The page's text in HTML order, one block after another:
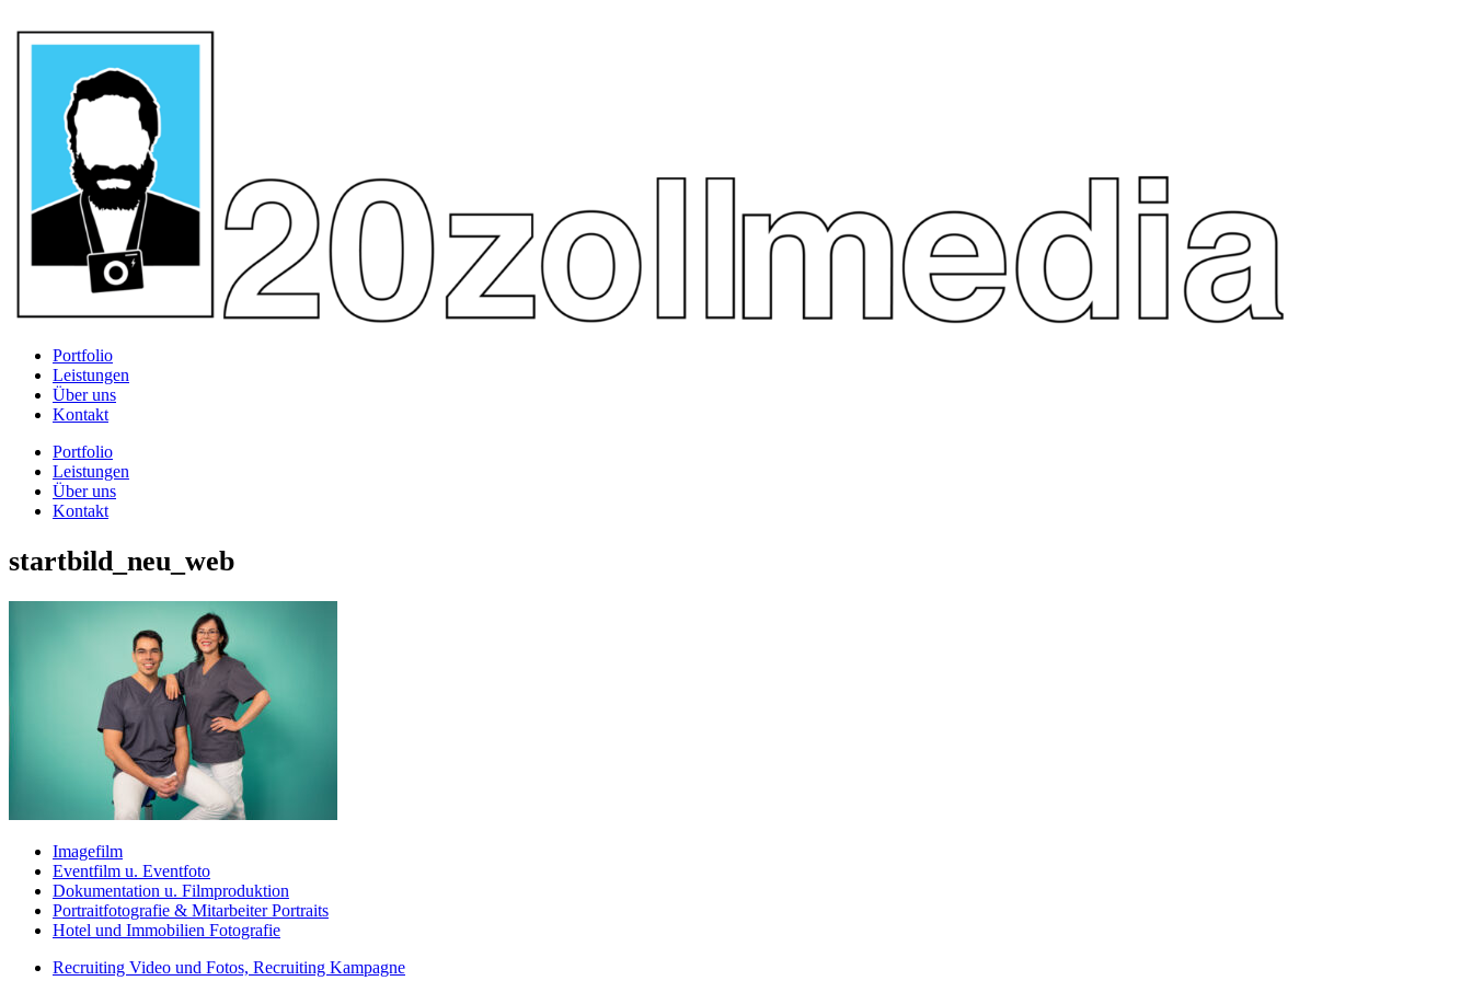
Portfolio
Leistungen
Über uns
Kontakt
Portfolio
Leistungen
Über uns
Kontakt
startbild_neu_web
Imagefilm
Eventfilm u. Eventfoto
Dokumentation u. Filmproduktion
Portraitfotografie & Mitarbeiter Portraits
Hotel und Immobilien Fotografie
Recruiting Video und Fotos, Recruiting Kampagne